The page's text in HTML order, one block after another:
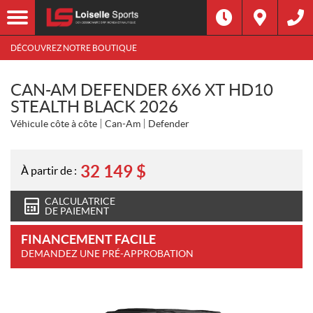
DÉCOUVREZ NOTRE BOUTIQUE
CAN-AM DEFENDER 6X6 XT HD10
STEALTH BLACK 2026
Véhicule côte à côte Can-Am Defender
À partir de : 32 149 $
CALCULATRICE
DE PAIEMENT
FINANCEMENT FACILE
DEMANDEZ UNE PRÉ-APPROBATION